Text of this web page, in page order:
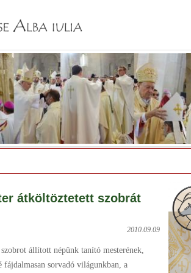
átköltöztetett szobrát
2010.09.09
állított népünk tanító mesterének,
sorvadó világunkban, a